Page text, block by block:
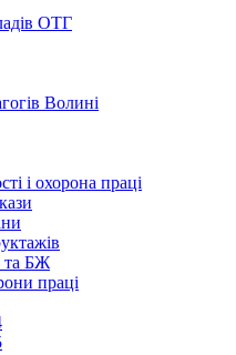
ОТГ
Волині
і охорона праці
та БЖ
праці